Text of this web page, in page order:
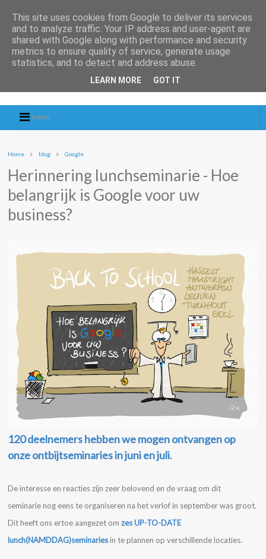
MENU
Home blog Google
Herinnering lunchseminarie - Hoe
belangrijk is Google voor uw
business?
120 deelnemers hebben we mogen ontvangen op
onze ontbijtseminaries in juni en juli.
De interesse en reacties zijn zeer belovend en de vraag om dit
seminarie nog eens te organiseren na het verlof in september was groot.
Dit heeft ons ertoe aangezet omzes UP-TO-DATE
lunch(NAMDDAG)seminariesin te plannen op verschillende locaties.
This site uses cookies from Google to deliver its services
and to analyze traffic. Your IP address and user-agent are
shared with Google along with performance and security
metrics to ensure quality of service, generate usage
statistics, and to detect and address abuse.
LEARN MORE GOT IT